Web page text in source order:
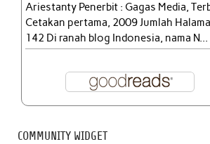
Ariestanty Penerbit : Gagas Media,
Cetakan pertama, 2009 Jumlah
142 Di ranah blog Indonesia, nama N...
COMMUNITY WIDGET